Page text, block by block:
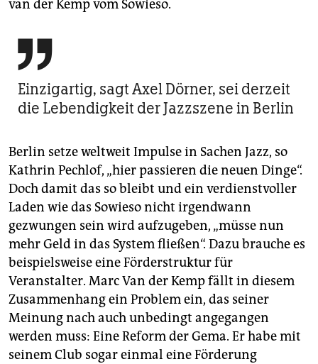
van der Kemp vom Sowieso.

Einzigartig, sagt Axel Dörner, sei derzeit
die Lebendigkeit der Jazzszene in Berlin
Berlin setze weltweit Impulse in Sachen Jazz, so
Kathrin Pechlof, „hier passieren die neuen Dinge“.
Doch damit das so bleibt und ein verdienstvoller
Laden wie das Sowieso nicht irgendwann
gezwungen sein wird aufzugeben, „müsse nun
mehr Geld in das System fließen“. Dazu brauche es
beispielsweise eine Förderstruktur für
Veranstalter. Marc Van der Kemp fällt in diesem
Zusammenhang ein Problem ein, das seiner
Meinung nach auch unbedingt angegangen
werden muss: Eine Reform der Gema. Er habe mit
seinem Club sogar einmal eine Förderung